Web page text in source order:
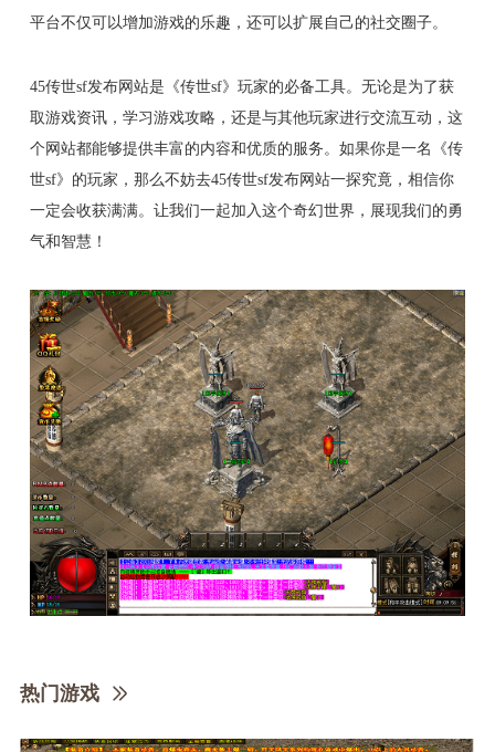
平台不仅可以增加游戏的乐趣，还可以扩展自己的社交圈子。
45传世sf发布网站是《传世sf》玩家的必备工具。无论是为了获
取游戏资讯，学习游戏攻略，还是与其他玩家进行交流互动，这
个网站都能够提供丰富的内容和优质的服务。如果你是一名《传
世sf》的玩家，那么不妨去45传世sf发布网站一探究竟，相信你
一定会收获满满。让我们一起加入这个奇幻世界，展现我们的勇
气和智慧！
热门游戏